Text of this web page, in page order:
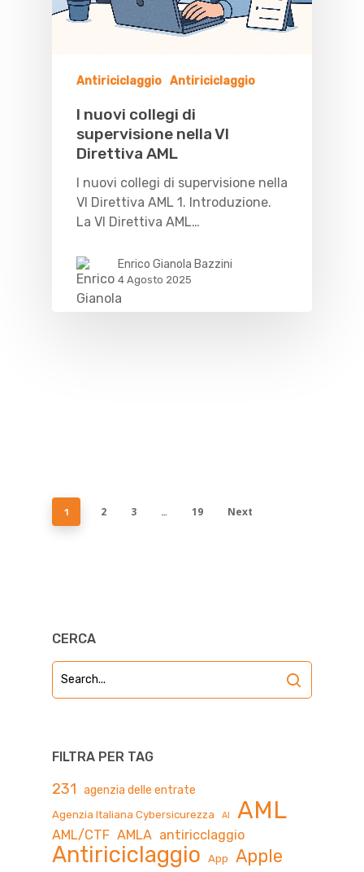
Antiriciclaggio Antiriciclaggio
I nuovi collegi di
supervisione nella VI
Direttiva AML
I nuovi collegi di supervisione nella
VI Direttiva AML 1. Introduzione.
La VI Direttiva AML…
Enrico Gianola Bazzini
4 Agosto 2025
1 2 3 … 19 Next
CERCA
FILTRA PER TAG
231 agenzia delle entrate
Agenzia Italiana Cybersicurezza AI AML
AML/CTF AMLA antiricclaggio
Antiriciclaggio App Apple